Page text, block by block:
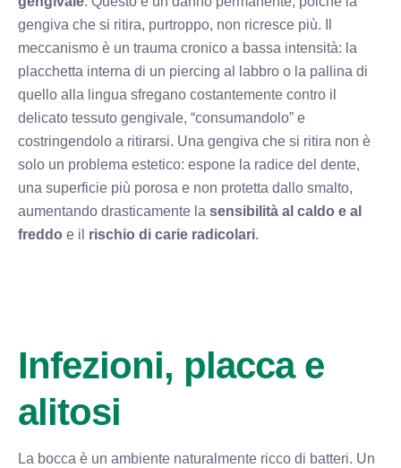
gengiva che si ritira, purtroppo, non ricresce più. Il
meccanismo è un trauma cronico a bassa intensità: la
placchetta interna di un piercing al labbro o la pallina di
quello alla lingua sfregano costantemente contro il
delicato tessuto gengivale, “consumandolo” e
costringendolo a ritirarsi. Una gengiva che si ritira non è
solo un problema estetico: espone la radice del dente,
una superficie più porosa e non protetta dallo smalto,
aumentando drasticamente la sensibilità al caldo e al
freddo e il rischio di carie radicolari.
Infezioni, placca e
alitosi
La bocca è un ambiente naturalmente ricco di batteri. Un